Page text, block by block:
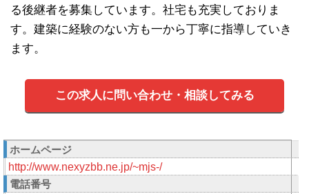
る後継者を募集しています。社宅も充実しておりま
す。建築に経験のない方も一から丁寧に指導していき
ます。
この求人に問い合わせ・相談してみる
ホームページ
http://www.nexyzbb.ne.jp/~mjs-/
電話番号